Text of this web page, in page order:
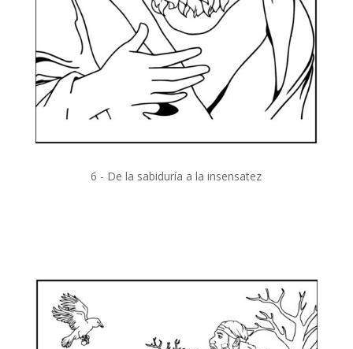
6 - De la sabiduría a la insensatez